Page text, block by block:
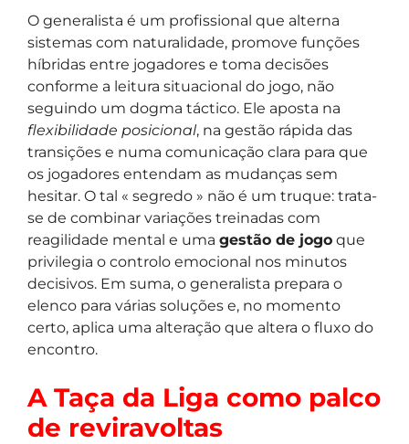
O generalista é um profissional que alterna
sistemas com naturalidade, promove funções
híbridas entre jogadores e toma decisões
conforme a leitura situacional do jogo, não
seguindo um dogma táctico. Ele aposta na
flexibilidade posicional, na gestão rápida das
transições e numa comunicação clara para que
os jogadores entendam as mudanças sem
hesitar. O tal « segredo » não é um truque: trata-
se de combinar variações treinadas com
reagilidade mental e uma gestão de jogo que
privilegia o controlo emocional nos minutos
decisivos. Em suma, o generalista prepara o
elenco para várias soluções e, no momento
certo, aplica uma alteração que altera o fluxo do
encontro.
A Taça da Liga como palco
de reviravoltas